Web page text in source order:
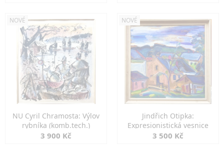
NOVÉ
NU Cyril Chramosta: Výlov
rybníka (komb.tech.)
3 900 Kč
NOVÉ
Jindřich Otipka:
Expresionistická vesnice
3 500 Kč